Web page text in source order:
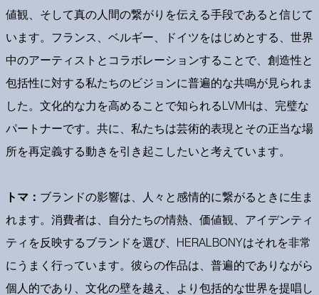
値観、そして真の人間の繋がりを伝える手段であると信じて
います。フランス、ベルギー、ドイツをはじめとする、世界
中のアーティストとコラボレーションすることで、創造性と
包括性に対する私たちのビジョンに普遍的な共鳴が見られま
した。文化的な力を高めることで知られるLVMHは、完璧な
パートナーです。共に、私たちは芸術的表現とその正当な場
所を再定義する動きを引き起こしたいと考えています。
トマ： ブランドの影響は、人々と感情的に繋がるときに生ま
れます。消費者は、自分たちの情熱、価値観、アイデンティ
ティを反映するブランドを選び、HERALBONYはそれを非常
にうまく行っています。彼らの作品は、普遍的でありながら
個人的であり、文化の壁を越え、より包括的な世界を提唱し